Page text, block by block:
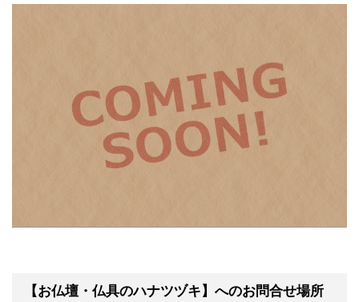
【お仏壇・仏具のハナツヅキ】へのお問合せ場所